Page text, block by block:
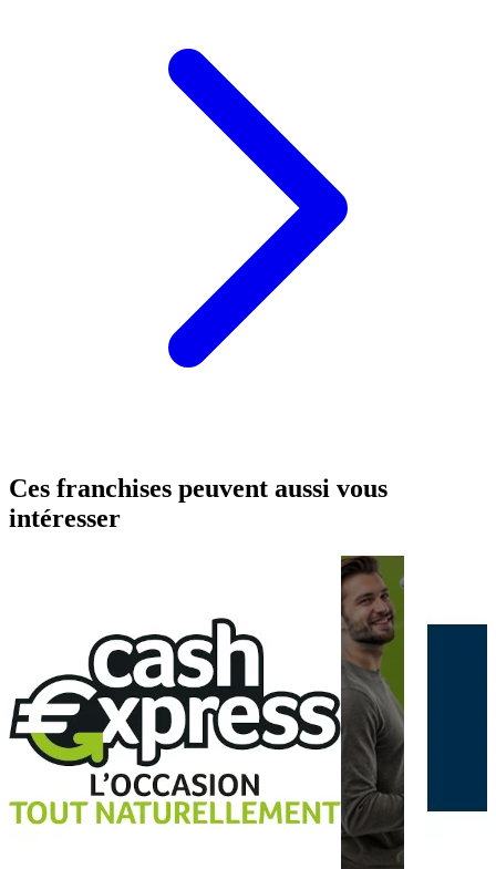
Ces franchises peuvent aussi vous
intéresser